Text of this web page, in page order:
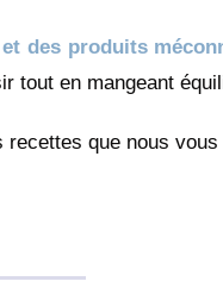
des produits
tout en mangeant
que nous